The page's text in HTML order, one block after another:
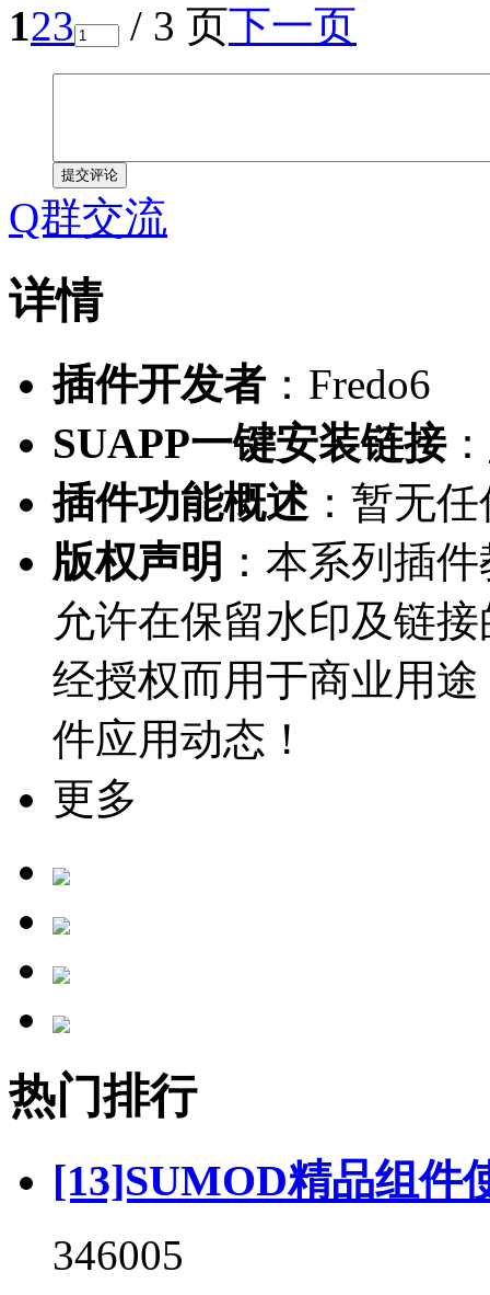
123 / 3 页下一页
提交评论
Q群交流
详情
插件开发者 ：Fredo6
SUAPP一键安装链接：
插件功能概述 ：暂无
版权声明 ：本系列插
允许在保留水印及链
经授权而用于商业用
件应用动态！
更多
热门排行
[13]SUMOD精品组件
346005